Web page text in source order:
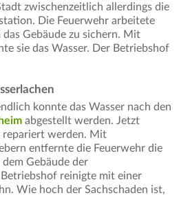
zwischenzeitlich allerdings die
Die Feuerwehr arbeitete
Gebäude zu sichern. Mit
sie das Wasser. Der Betriebshof
konnte das Wasser nach den
abgestellt werden. Jetzt
repariert werden. Mit
entfernte die Feuerwehr die
Gebäude der
reinigte mit einer
Wie hoch der Sachschaden ist,